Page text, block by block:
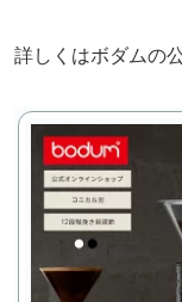
詳しくはボダムの